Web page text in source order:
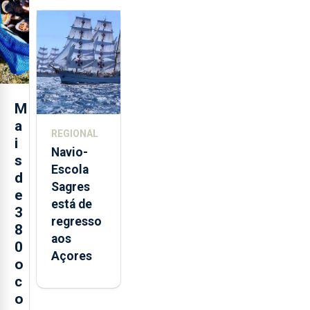
M
a
i
s
d
e
3
8
0
o
c
o
feira nova
loja em
São
Sebastião
e cria 30
postos de
REGIONAL
Navio-
Escola
Sagres
está de
regresso
aos
Açores